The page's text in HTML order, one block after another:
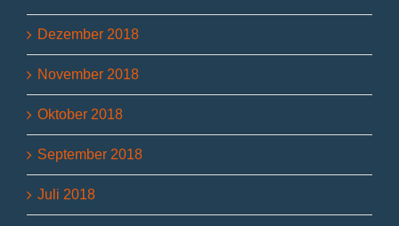
Dezember 2018
November 2018
Oktober 2018
September 2018
Juli 2018